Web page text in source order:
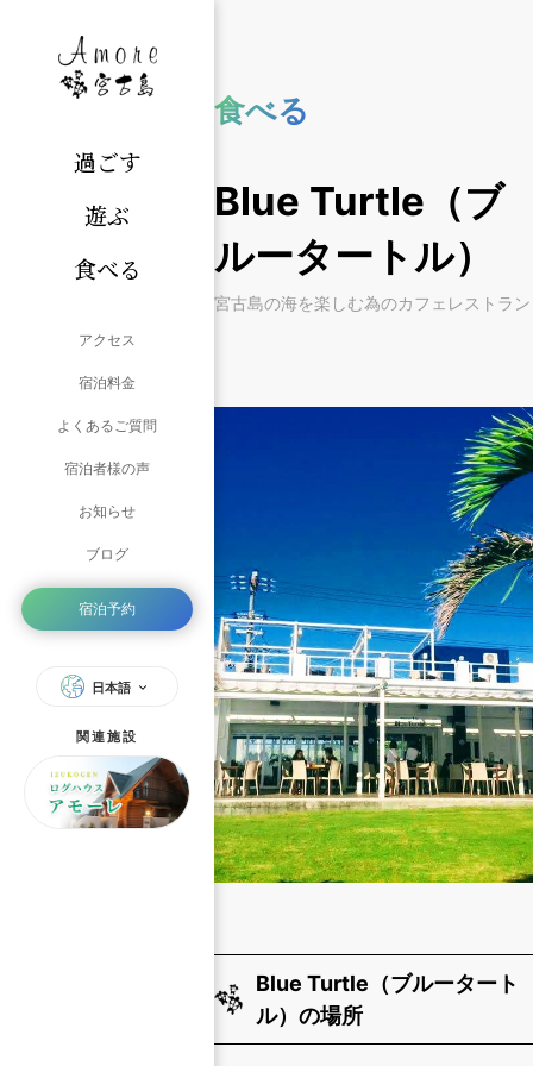
過ごす
遊ぶ
食べる
アクセス
宿泊料金
よくあるご質問
宿泊者様の声
お知らせ
ブログ
宿泊予約
日本語
関連施設
食べる
Blue Turtle（ブ
ルータートル）
宮古島の海を楽しむ為のカフェレストラン
Blue Turtle（ブルータート
ル）の場所